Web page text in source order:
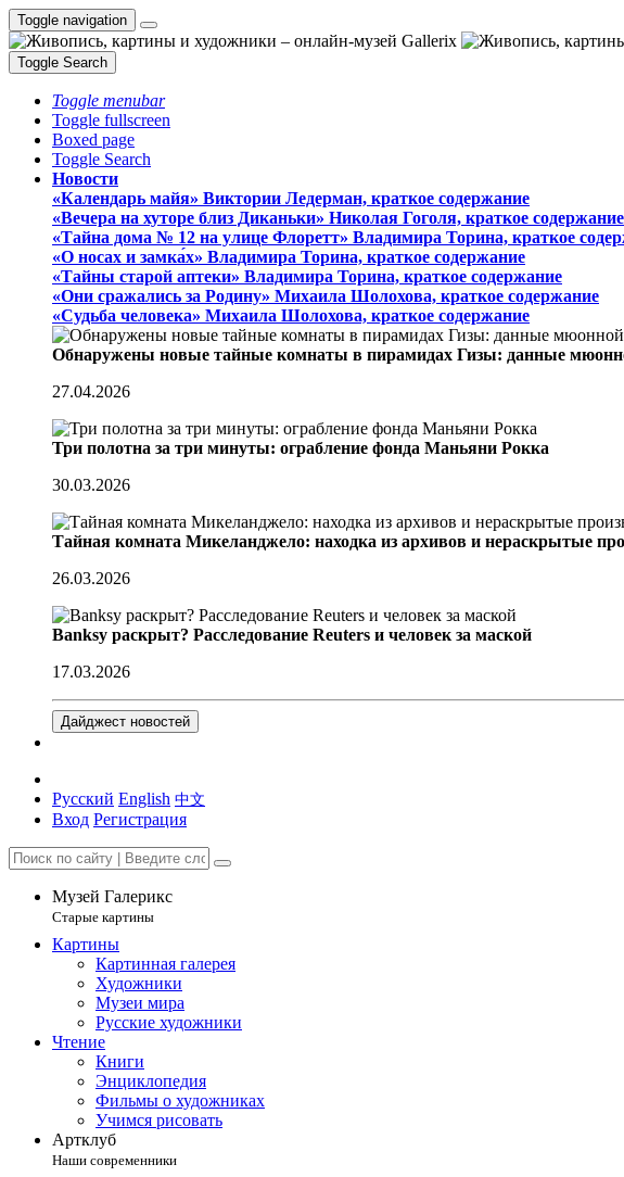
Toggle navigation
Toggle Search
Toggle menubar
Toggle fullscreen
Boxed page
Toggle Search
Новости
«Календарь майя» Виктории Ледерман, краткое содержание
«Вечера на хуторе близ Диканьки» Николая Гоголя, краткое содержание
«Тайна дома № 12 на улице Флоретт» Владимира Торина, краткое
«О носах и замка́х» Владимира Торина, краткое содержание
«Тайны старой аптеки» Владимира Торина, краткое содержание
«Они сражались за Родину» Михаила Шолохова, краткое содержание
«Судьба человека» Михаила Шолохова, краткое содержание
Обнаружены новые тайные комнаты в пирамидах Гизы: данные
27.04.2026
Три полотна за три минуты: ограбление фонда Маньяни Рокка
30.03.2026
Тайная комната Микеланджело: находка из архивов и нераскрытые
26.03.2026
Banksy раскрыт? Расследование Reuters и человек за маской
17.03.2026
Дайджест новостей
Русский English 中文
Вход Регистрация
Музей Галерикс
Старые картины
Картины
Картинная галерея
Художники
Музеи мира
Русские художники
Чтение
Книги
Энциклопедия
Фильмы о художниках
Учимся рисовать
Артклуб
Наши современники